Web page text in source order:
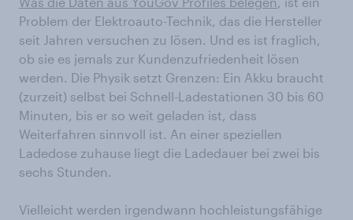
Problem der Elektroauto-Technik, das die Hersteller
seit Jahren versuchen zu lösen. Und es ist fraglich,
ob sie es jemals zur Kundenzufriedenheit lösen
werden. Die Physik setzt Grenzen: Ein Akku braucht
(zurzeit) selbst bei Schnell-Ladestationen 30 bis 60
Minuten, bis er so weit geladen ist, dass
Weiterfahren sinnvoll ist. An einer speziellen
Ladedose zuhause liegt die Ladedauer bei zwei bis
sechs Stunden.
Vielleicht werden irgendwann hochleistungsfähige